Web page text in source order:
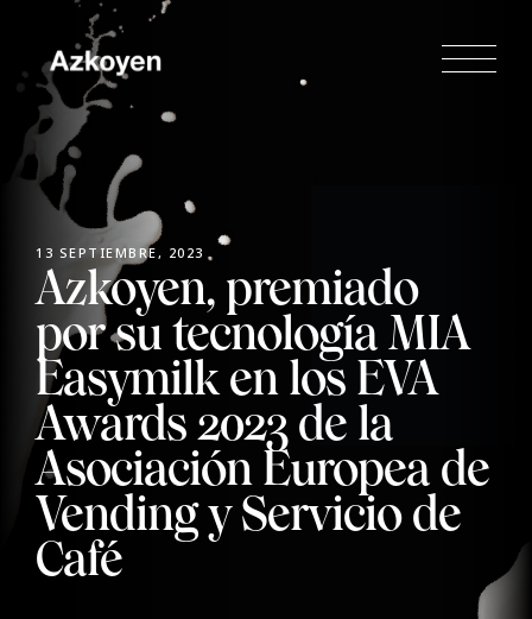
13 SEPTIEMBRE, 2023
Azkoyen, premiado
por su tecnología MIA
Easymilk en los EVA
Awards 2023 de la
Asociación Europea de
Vending y Servicio de
Café